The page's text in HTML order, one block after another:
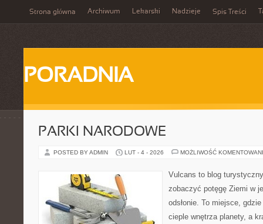
Strona główna Archiwum Lekarski Nadzieje Spis Treści
PORADNIA
PARKI NARODOWE
POSTED BY ADMIN LUT - 4 - 2026 MOŻLIWOŚĆ
Vulcans to blog
zobaczyć potęgę Ziemi w
odsłonie. To miejsce,
cieple wnętrza planety, a